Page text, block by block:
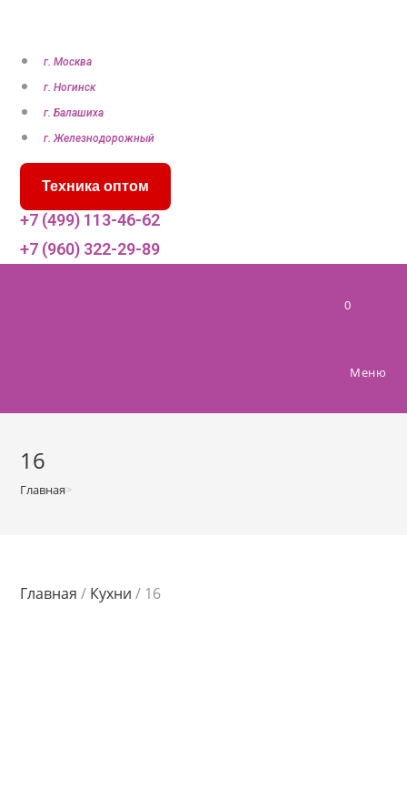
д
г. Москва
г. Ногинск
г. Балашиха
г. Железнодорожный
Техника оптом
+7 (499) 113-46-62
+7 (960) 322-29-89
0
Меню
16
Главная>
Главная / Кухни / 16